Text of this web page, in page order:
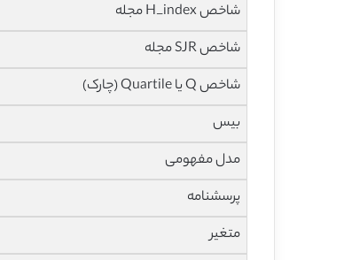
شاخص H_index مجله
شاخص SJR مجله
شاخص Q یا Quartile (چارک)
بیس
مدل مفهومی
پرسشنامه
متغیر